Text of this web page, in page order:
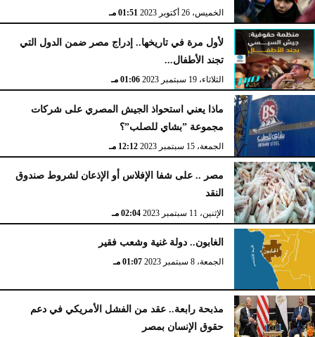
الخميس، 26 أكتوبر 2023 01:51 مـ
لأول مرة في تاريخها.. إدراج مصر ضمن الدول التي
تجند الأطفال...
الثلاثاء، 19 سبتمبر 2023 01:06 مـ
ماذا يعني استحواذ الجيش المصري على شركات
مجموعة ”بشاي للصلب”؟
الجمعة، 15 سبتمبر 2023 12:12 مـ
مصر .. على شفا الإفلاس أو الإذعان لشروط صندوق
النقد
الإثنين، 11 سبتمبر 2023 02:04 مـ
الغابون.. دولة غنية وشعب فقير
الجمعة، 8 سبتمبر 2023 01:07 مـ
مذبحة رابعة.. عقد من الفشل الأمريكي في دعم
حقوق الإنسان بمصر